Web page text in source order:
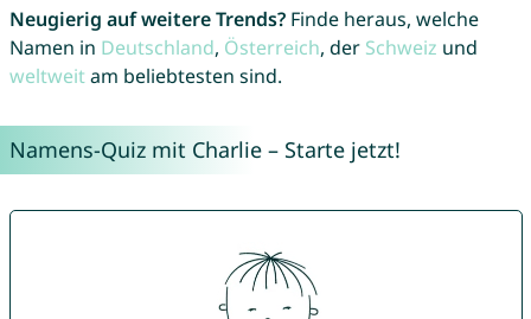
Neugierig auf weitere Trends?Finde heraus, welche
Namen in Deutschland, Österreich, der Schweiz und
weltweitam beliebtesten sind.
Namens-Quiz mit Charlie – Starte jetzt!